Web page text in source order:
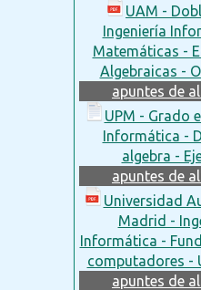
UAM -
Ingeniería
Matemáticas -
Algebraicas -
apuntes de
UPM - Grado
Informática -
algebra -
apuntes de
Universidad
Madrid -
Informática -
computadores -
apuntes de